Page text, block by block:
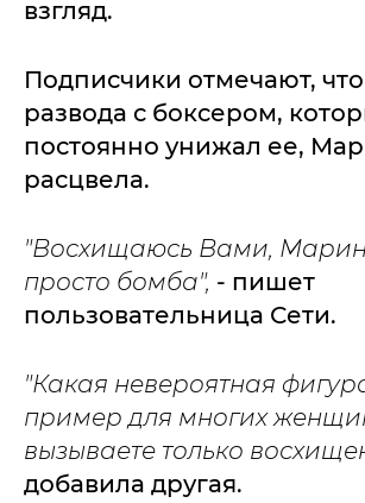
взгляд.
Подписчики отмечают,
развода с боксером,
постоянно унижал ее,
расцвела.
"Восхищаюсь Вами,
просто бомба", - пишет
пользовательница Сети.
"Какая невероятная
пример для многих
вызываете только
добавила другая.